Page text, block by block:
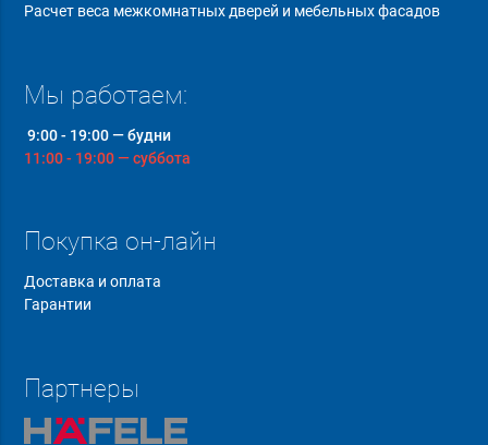
Расчет веса межкомнатных дверей и мебельных фасадов
Мы работаем:
9:00 - 19:00 — будни
11:00 - 19:00 — суббота
Покупка он-лайн
Доставка и оплата
Гарантии
Партнеры